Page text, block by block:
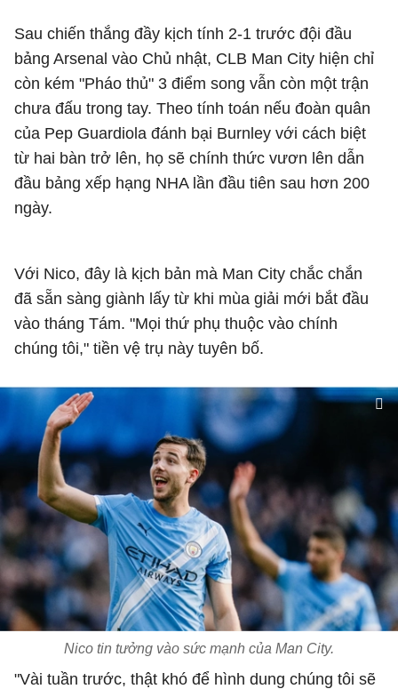
Sau chiến thắng đầy kịch tính 2-1 trước đội đầu
bảng Arsenal vào Chủ nhật, CLB Man City hiện chỉ
còn kém "Pháo thủ" 3 điểm song vẫn còn một trận
chưa đấu trong tay. Theo tính toán nếu đoàn quân
của Pep Guardiola đánh bại Burnley với cách biệt
từ hai bàn trở lên, họ sẽ chính thức vươn lên dẫn
đầu bảng xếp hạng NHA lần đầu tiên sau hơn 200
ngày.
Với Nico, đây là kịch bản mà Man City chắc chắn
đã sẵn sàng giành lấy từ khi mùa giải mới bắt đầu
vào tháng Tám. "Mọi thứ phụ thuộc vào chính
chúng tôi," tiền vệ trụ này tuyên bố.
Nico tin tưởng vào sức mạnh của Man City.
"Vài tuần trước, thật khó để hình dung chúng tôi sẽ